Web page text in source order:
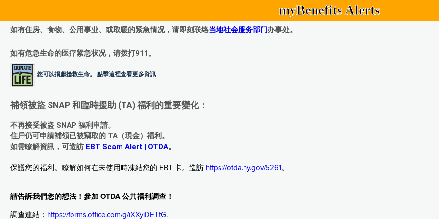
myBenefits Alerts
如有住房、食物、公用事业、或取暖的紧急情况，请即刻联络当地社会服务部门办事处。
如有危急生命的医疗紧急状况，请拨打911。
您可以捐獻搶救生命。 點擊這裡查看更多資訊
補領被盜 SNAP 和臨時援助 (TA) 福利的重要變化：
不再接受被盜 SNAP 福利申請。
住戶仍可申請補領已被竊取的 TA（現金）福利。
如需瞭解資訊，可造訪 EBT Scam Alert | OTDA。
保護您的福利。瞭解如何在未使用時凍結您的 EBT 卡。造訪 https://otda.ny.gov/5261 。
請告訴我們您的想法！參加 OTDA 公共福利調查！
調查連結： https://forms.office.com/g/iXXyiDETtG.